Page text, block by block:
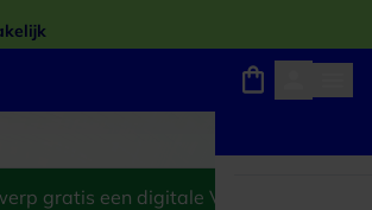
gratis een digitale VVV